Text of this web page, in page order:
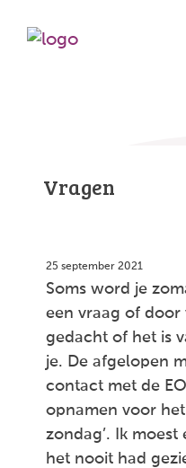
Vragen
25 september 2021
Soms word je
een vraag of door
gedacht of het is
je. De afgelopen
contact met de
opnamen voor
zondag’. Ik
het nooit had